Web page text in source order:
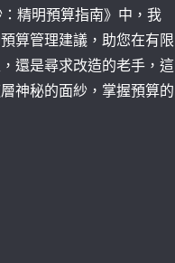
精明預算指南》中，我
算管理建議，助您在有限
還是尋求改造的老手，這
神秘的面紗，掌握預算的